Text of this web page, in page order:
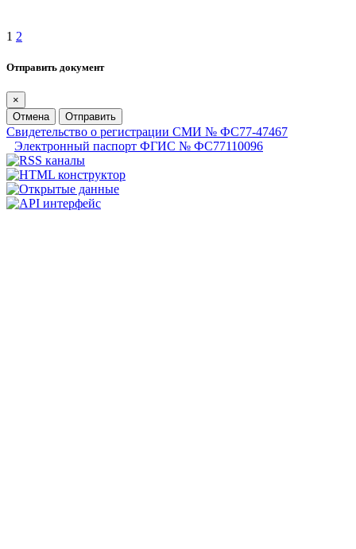
1 2
Отправить документ
×
Отмена
Отправить
Свидетельство о регистрации СМИ № ФС77-47467
Электронный паспорт ФГИС № ФС77110096